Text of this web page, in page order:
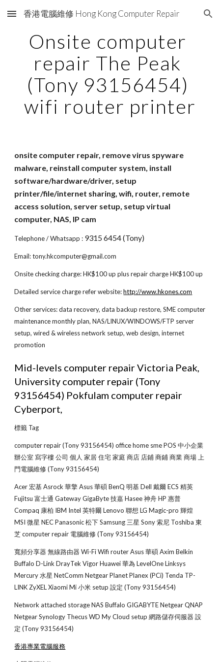
Skip to main content Skip to navigation
香港電腦維修 Hong Kong Computer Repair
Onsite computer
repair The Peak
(Tony 93156454)
wifi router printer
onsite computer repair, remove virus spyware
malware, reinstall computer system, install
software/hardware/driver, setup
printer/file/internet sharing, wifi, router, remote
access solution, server setup, setup virtual
computer, NAS, IP cam
Telephone / Whatsapp : 9315 6454 (Tony)
Email: tony.hkcomputer@gmail.com
Onsite checking charge: HK$100 up plus repair charge HK$100 up
Detailed service charge refer website: http://www.hkones.com
Other services: data recovery, data backup restore, SME computer
maintenance monthly plan, NAS/LINUX/WINDOWS/FTP server
setup, wired & wireless network setup, web design, internet
promotion
Mid-levels computer repair Victoria Peak,
University computer repair (Tony
93156454) Pokfulam computer repair
Cyberport,
標籤 Tag
computer repair (Tony 93156454) office home sme POS 中小企業
辦公室 寫字樓 公司 個人 家居 住宅 家庭 商店 店鋪 商鋪 商業 商場 上
門電腦維修 (Tony 93156454)
Acer 宏基 Asrock 華擎 Asus 華碩 BenQ 明基 Dell 戴爾 ECS 精英
Fujitsu 富士通 Gateway GigaByte 技嘉 Hasee 神舟 HP 惠普
Compaq 康柏 IBM Intel 英特爾 Lenovo 聯想 LG Magic-pro 輝煌
MSI 微星 NEC Panasonic 松下 Samsung 三星 Sony 索尼 Toshiba 東
芝 computer repair 電腦維修 (Tony 93156454)
寬頻分享器 無線路由器 Wi-Fi Wifi router Asus 華碩 Axim Belkin
Buffalo D-Link DrayTek Vigor Huawei 華為 LevelOne Linksys
Mercury 水星 NetComm Netgear Planet Planex (PCi) Tenda TP-
LINK ZyXEL Xiaomi Mi 小米 setup 設定 (Tony 93156454)
Network attached storage NAS Buffalo GIGABYTE Netgear QNAP
Netgear Synology Thecus WD My Cloud setup 網路儲存伺服器 設
定 (Tony 93156454)
香港專業電腦服務